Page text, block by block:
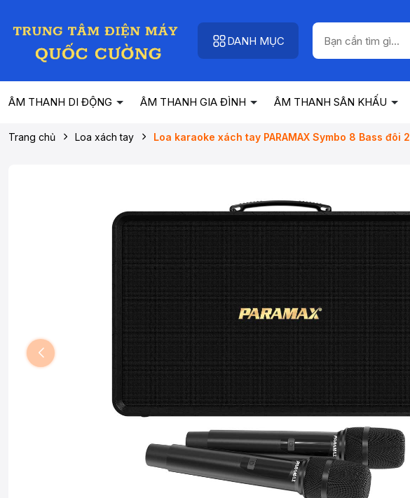
DANH MỤC
ÂM THANH DI ĐỘNG ÂM THANH GIA ĐÌNH ÂM THANH SÂN KHẤU
Trang chủ Loa xách tay Loa karaoke xách tay PARAMAX Symbo 8 Bass đôi